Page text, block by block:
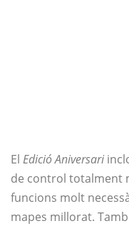
El Edició Aniversari
de control totalment
funcions molt
mapes millorat.